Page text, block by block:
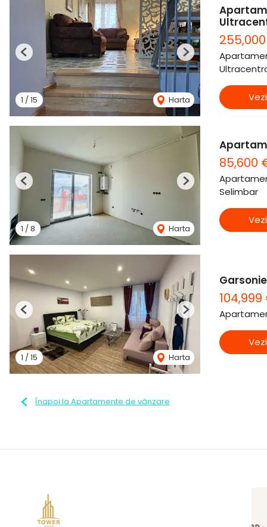
1 /15 Harta
Previous Next
1 /8 Harta
Previous Next
85,600
Selimbar
1 /15 Harta
Previous Next
Înapoi la Apartamente de vânzare